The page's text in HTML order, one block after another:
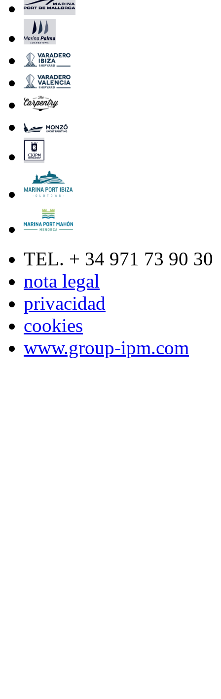
TEL. + 34 971 73 90 30
nota legal
privacidad
cookies
www.group-ipm.com